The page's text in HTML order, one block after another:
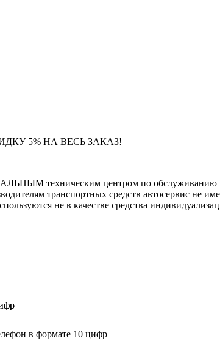
5% НА ВЕСЬ ЗАКАЗ!
техническим центром по обслуживанию
транспортных средств автосервис не
не в качестве средства
в формате 10 цифр